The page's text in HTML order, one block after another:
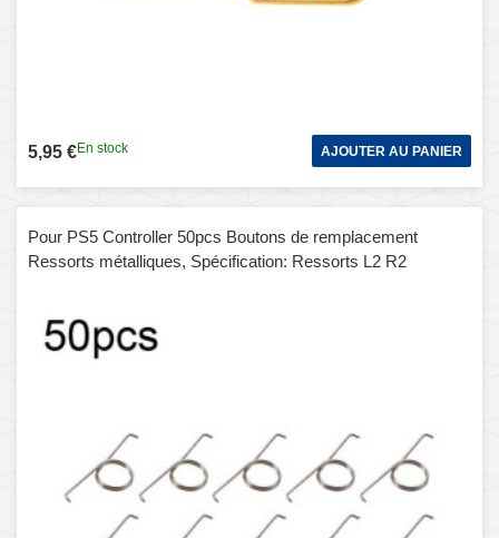
5,95 €En stock AJOUTER AU PANIER
Pour PS5 Controller 50pcs Boutons de remplacement
Ressorts métalliques, Spécification: Ressorts L2 R2